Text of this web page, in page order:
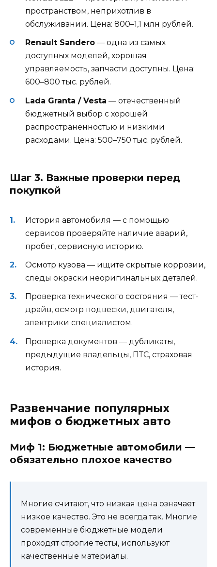
пространством, неприхотлив в
обслуживании. Цена: 800–1,1 млн рублей.
Renault Sandero — одна из самых
доступных моделей, хорошая
управляемость, запчасти доступны. Цена:
600–800 тыс. рублей.
Lada Granta / Vesta — отечественный
бюджетный выбор с хорошей
распространенностью и низкими
расходами. Цена: 500–750 тыс. рублей.
Шаг 3. Важные проверки перед
покупкой
История автомобиля — с помощью
сервисов проверяйте наличие аварий,
пробег, сервисную историю.
Осмотр кузова — ищите скрытые коррозии,
следы окраски неоригинальных деталей.
Проверка технического состояния — тест-
драйв, осмотр подвески, двигателя,
электрики специалистом.
Проверка документов — дубликаты,
предыдущие владельцы, ПТС, страховая
история.
Развенчание популярных
мифов о бюджетных авто
Миф 1: Бюджетные автомобили —
обязательно плохое качество
Многие считают, что низкая цена означает
низкое качество. Это не всегда так. Многие
современные бюджетные модели
проходят строгие тесты, используют
качественные материалы.